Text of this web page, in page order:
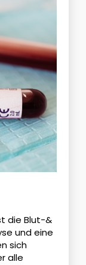
die Blut-&
und eine
sich
alle